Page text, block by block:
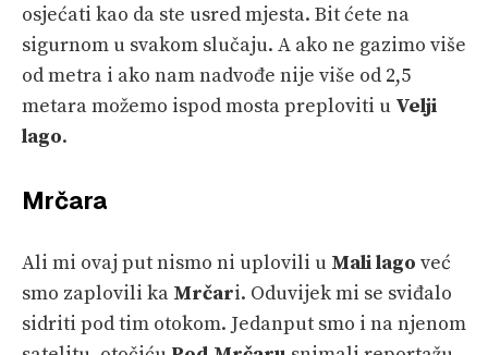
osjećati kao da ste usred mjesta. Bit ćete na
sigurnom u svakom slučaju. A ako ne gazimo više
od metra i ako nam nadvođe nije više od 2,5
metara možemo ispod mosta preploviti u Velji
lago.
Mrčara
Ali mi ovaj put nismo ni uplovili u Mali lago već
smo zaplovili ka Mrčari. Oduvijek mi se sviđalo
sidriti pod tim otokom. Jedanput smo i na njenom